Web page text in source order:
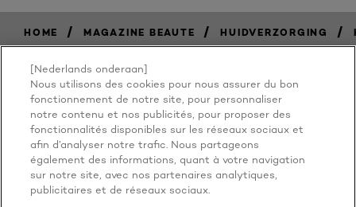
HOME / MAGAZINE BEAUTE / HUIDVERZORGING /
BECAUSE
YOU'RE
WORTH IT
[Nederlands onderaan]
Nous utilisons des cookies pour nous assurer du bon
fonctionnement de notre site, pour personnaliser
notre contenu et nos publicités, pour proposer des
fonctionnalités disponibles sur les réseaux sociaux et
afin d’analyser notre trafic. Nous partageons
également des informations, quant à votre navigation
sur notre site, avec nos partenaires analytiques,
publicitaires et de réseaux sociaux.